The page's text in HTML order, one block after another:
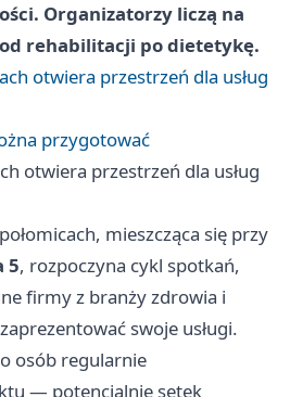
Organizatorzy liczą na
rehabilitacji po dietetykę.
otwiera przestrzeń dla usług
przygotować
otwiera przestrzeń dla usług
mieszcząca się przy
5, rozpoczyna cykl spotkań,
firmy z branży zdrowia i
swoje usługi.
osób regularnie
— potencjalnie setek